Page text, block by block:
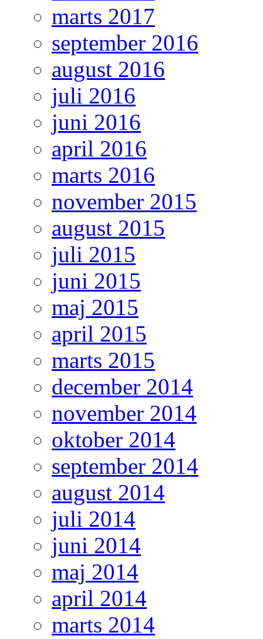
marts 2017
september 2016
august 2016
juli 2016
juni 2016
april 2016
marts 2016
november 2015
august 2015
juli 2015
juni 2015
maj 2015
april 2015
marts 2015
december 2014
november 2014
oktober 2014
september 2014
august 2014
juli 2014
juni 2014
maj 2014
april 2014
marts 2014